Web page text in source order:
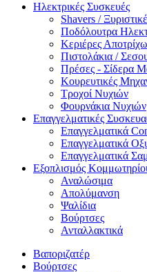
Ηλεκτρικές Συσκευές
Shavers /
Ποδόλουτρα
Κεριέρες
Πιστολάκια /
Πρέσες - Σίδερα
Κουρευτικές
Τροχοί Νυχιών
Φουρνάκια Νυχιών
Επαγγελματικές
Επαγγελματικά
Επαγγελματικά
Επαγγελματικά
Εξοπλισμός
Αναλώσιμα
Απολύμανση
Ψαλίδια
Βούρτσες
Ανταλλακτικά
Βαποριζατέρ
Βούρτσες